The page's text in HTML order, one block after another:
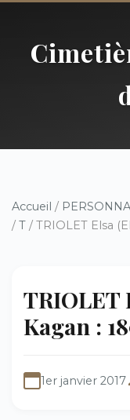
Accueil /
/ T / TRIOLET Elsa
TRIOLET
Kagan :
1er janvier 2017